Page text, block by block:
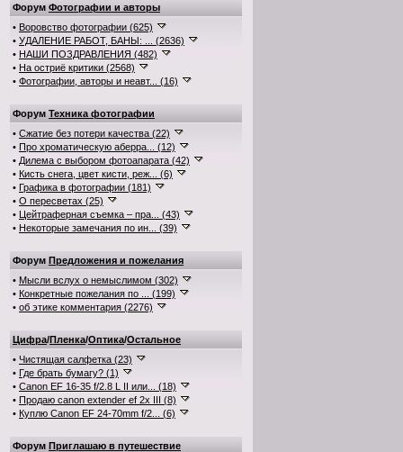
Форум Фотографии и авторы
• Воровство фотографии (625)
• УДАЛЕНИЕ РАБОТ, БАНЫ: ... (2636)
• НАШИ ПОЗДРАВЛЕНИЯ (482)
• На остриё критики (2568)
• Фотографии, авторы и неавт... (16)
Форум Техника фотографии
• Сжатие без потери качества (22)
• Про хроматическую аберра... (12)
• Дилема с выбором фотоапарата (42)
• Кисть снега, цвет кисти, реж... (6)
• Графика в фотографии (181)
• О пересветах (25)
• Цейтраферная съемка – пра... (43)
• Некоторые замечания по ин... (39)
Форум Предложения и пожелания
• Мысли вслух о немыслимом (302)
• Конкретные пожелания по ... (199)
• об этике комментария (2276)
Цифра/Пленка/Оптика/Остальное
• Чистящая салфетка (23)
• Где брать бумагу? (1)
• Canon EF 16-35 f/2.8 L II или... (18)
• Продаю canon extender ef 2x III (8)
• Куплю Canon EF 24-70mm f/2... (6)
Форум Приглашаю в путешествие